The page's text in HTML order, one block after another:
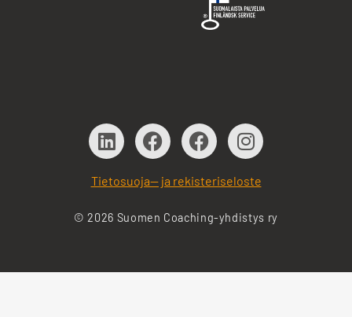
Tietosuoja— ja rekisteriseloste
© 2026 Suomen Coaching-yhdistys ry